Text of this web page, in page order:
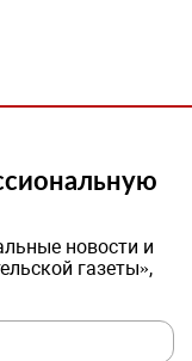
новости и
газеты»,